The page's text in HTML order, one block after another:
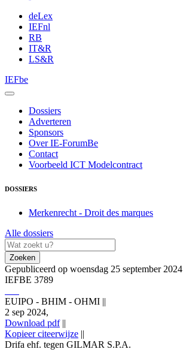
deLex
IEFnl
RB
IT&R
LS&R
IEFbe
Dossiers
Adverteren
Sponsors
Over IE-ForumBe
Contact
Voorbeeld ICT Modelcontract
DOSSIERS
Merkenrecht - Droit des marques
Alle dossiers
Zoeken
Gepubliceerd op woensdag 25 september 2024
IEFBE 3789
EUIPO - BHIM - OHMI ||
2 sep 2024,
Download pdf||
Kopieer citeerwijze ||
Drifa ehf. tegen GILMAR S.P.A.